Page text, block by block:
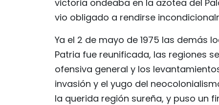
victoria ondeaba en la azotea del
vio obligado a rendirse
Ya el 2 de mayo de 1975 las demás
Patria fue reunificada, las regiones
ofensiva general y los
invasión y el yugo del
la querida región sureña, y puso un